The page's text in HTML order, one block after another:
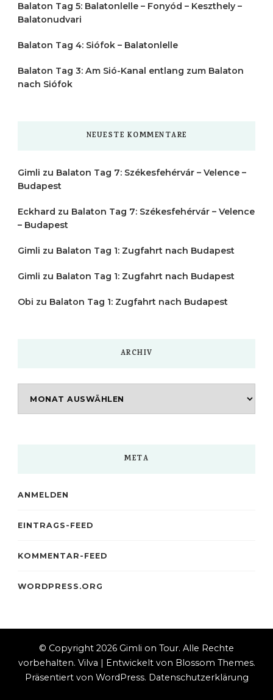
Balaton Tag 5: Balatonlelle – Fonyód – Keszthely –
Balatonudvari
Balaton Tag 4: Siófok – Balatonlelle
Balaton Tag 3: Am Sió-Kanal entlang zum Balaton
nach Siófok
NEUESTE KOMMENTARE
Gimli zu Balaton Tag 7: Székesfehérvár – Velence –
Budapest
Eckhard zu Balaton Tag 7: Székesfehérvár – Velence
– Budapest
Gimli zu Balaton Tag 1: Zugfahrt nach Budapest
Gimli zu Balaton Tag 1: Zugfahrt nach Budapest
Obi zu Balaton Tag 1: Zugfahrt nach Budapest
ARCHIV
META
ANMELDEN
EINTRAGS-FEED
KOMMENTAR-FEED
WORDPRESS.ORG
© Copyright 2026 Gimli on Tour. Alle Rechte
vorbehalten. Vilva | Entwickelt von Blossom Themes.
Präsentiert von WordPress. Datenschutzerklärung